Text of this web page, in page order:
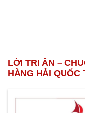
LỜI TRI ÂN –
HÀNG HẢI QUỐC